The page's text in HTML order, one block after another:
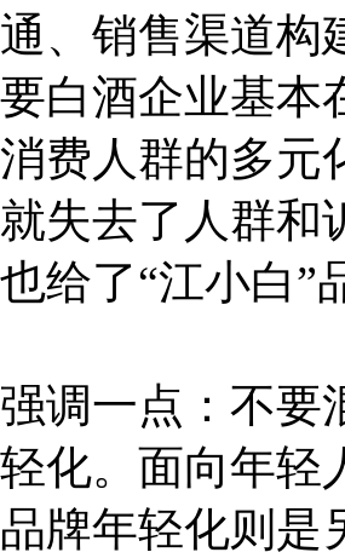
、销售渠道构
白酒企业基本
费人群的多
失去了人群
给了“江小白
调一点：不要
化。面向年轻
牌年轻化则是